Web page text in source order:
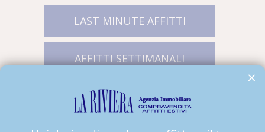
×
LAST MINUTE AFFITTI
AFFITTI SETTIMANALI
Affitti estivi